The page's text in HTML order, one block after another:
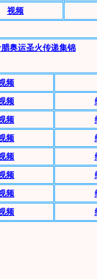
视频
奥运圣火传递集锦
频
频
频
频
频
频
频
频